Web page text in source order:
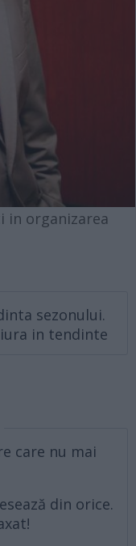
in organizarea
sezonului.
in tendinte
care nu mai
din orice.